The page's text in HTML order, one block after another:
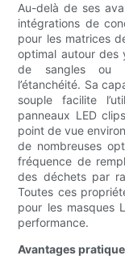
Au-delà de ses
intégrations de
pour les matrices
optimal autour des
de sangles ou
l’étanchéité. Sa
souple facilite
panneaux LED
point de vue
de nombreuses
fréquence de
des déchets par
Toutes ces
pour les masques
performance.
Avantages